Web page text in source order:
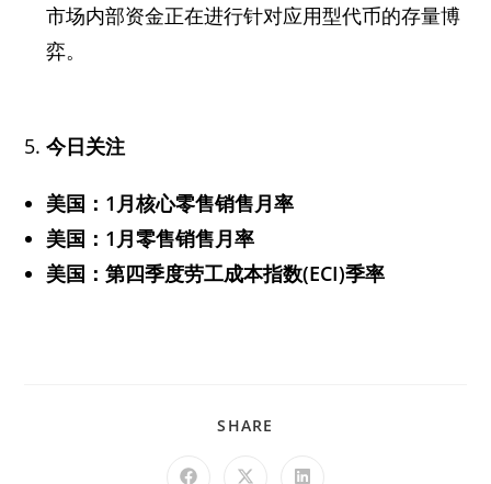
市场内部资金正在进行针对应用型代币的存量博
弈。
5.今日关注
美国：1月核心零售销售月率
美国：1月零售销售月率
美国：第四季度劳工成本指数(ECI)季率
SHARE